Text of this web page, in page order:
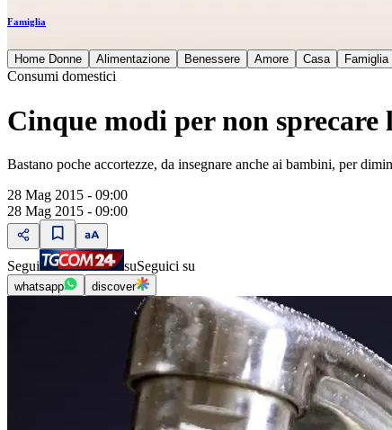
Famiglia
Home Donne Alimentazione Benessere Amore Casa Famiglia
Consumi domestici
Cinque modi per non
Bastano poche accortezze, da insegnare anche ai bambini, per
28 Mag 2015 - 09:00
28 Mag 2015 - 09:00
Segui suSeguici su
whatsapp discover